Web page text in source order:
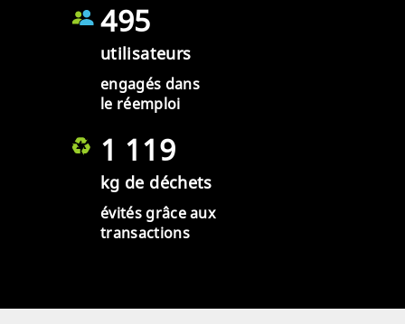
495
utilisateurs
engagés dans
le réemploi
1 119
kg de déchets
évités grâce aux
transactions